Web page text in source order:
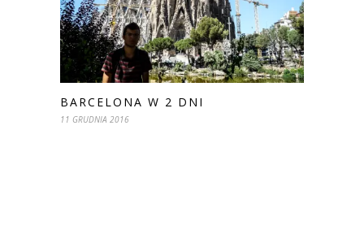
BARCELONA W 2 DNI
11 GRUDNIA 2016